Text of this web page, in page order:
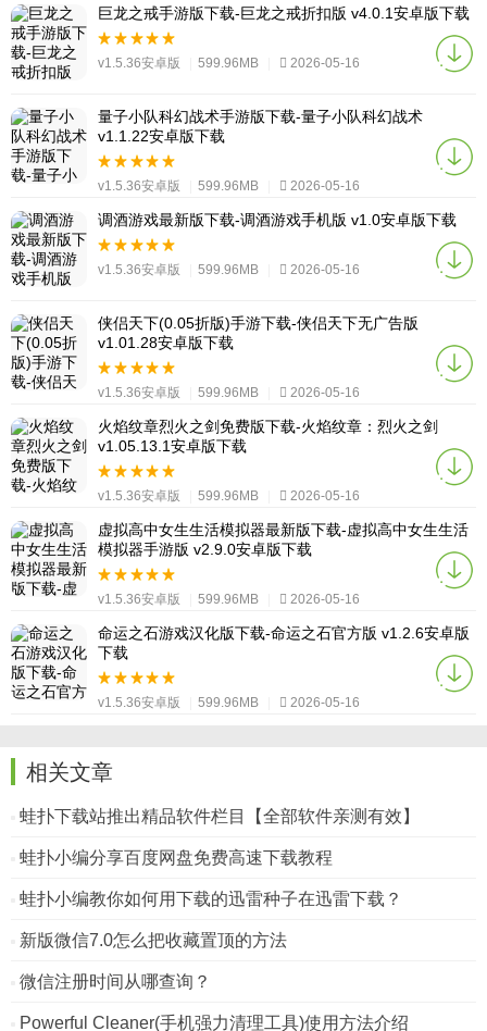
巨龙之戒手游版下载-巨龙之戒折扣版 v4.0.1安卓版下载
v1.5.36安卓版 599.96MB 2026-05-16
量子小队科幻战术手游版下载-量子小队科幻战术
v1.1.22安卓版下载
v1.5.36安卓版 599.96MB 2026-05-16
调酒游戏最新版下载-调酒游戏手机版 v1.0安卓版下载
v1.5.36安卓版 599.96MB 2026-05-16
侠侣天下(0.05折版)手游下载-侠侣天下无广告版
v1.01.28安卓版下载
v1.5.36安卓版 599.96MB 2026-05-16
火焰纹章烈火之剑免费版下载-火焰纹章：烈火之剑
v1.05.13.1安卓版下载
v1.5.36安卓版 599.96MB 2026-05-16
虚拟高中女生生活模拟器最新版下载-虚拟高中女生生活
模拟器手游版 v2.9.0安卓版下载
v1.5.36安卓版 599.96MB 2026-05-16
命运之石游戏汉化版下载-命运之石官方版 v1.2.6安卓版
下载
v1.5.36安卓版 599.96MB 2026-05-16
相关文章
蛙扑下载站推出精品软件栏目【全部软件亲测有效】
蛙扑小编分享百度网盘免费高速下载教程
蛙扑小编教你如何用下载的迅雷种子在迅雷下载？
新版微信7.0怎么把收藏置顶的方法
微信注册时间从哪查询？
Powerful Cleaner(手机强力清理工具)使用方法介绍